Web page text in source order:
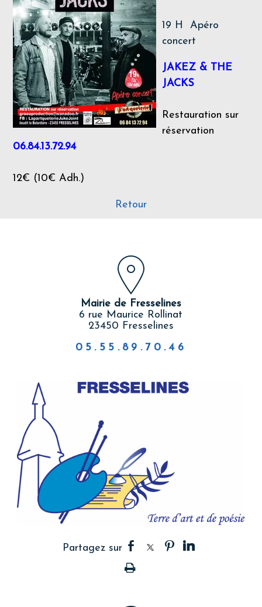
19 H Apéro
concert
JAKEZ & THE
JACKS
Restauration sur
réservation
06.84.13.72.94
12€ (10€ Adh.)
Retour
Mairie de Fresselines
6 rue Maurice Rollinat
23450 Fresselines
05.55.89.70.46